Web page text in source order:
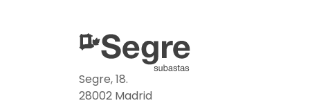
Segre, 18.
28002 Madrid